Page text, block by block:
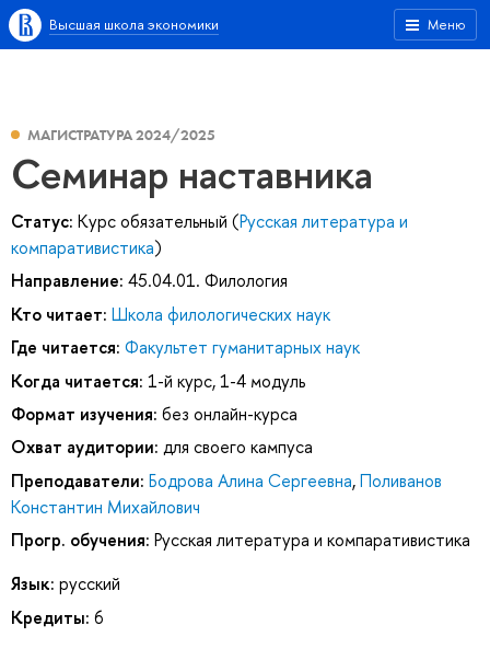
Меню
Высшая школа экономики
МАГИСТРАТУРА 2024/2025
Семинар наставника
Статус: Курс обязательный (Русская литература и
компаративистика)
Направление: 45.04.01. Филология
Кто читает: Школа филологических наук
Где читается: Факультет гуманитарных наук
Когда читается: 1-й курс, 1-4 модуль
Формат изучения: без онлайн-курса
Охват аудитории: для своего кампуса
Преподаватели: Бодрова Алина Сергеевна,Поливанов
Константин Михайлович
Прогр. обучения: Русская литература и компаративистика
Язык: русский
Кредиты: 6